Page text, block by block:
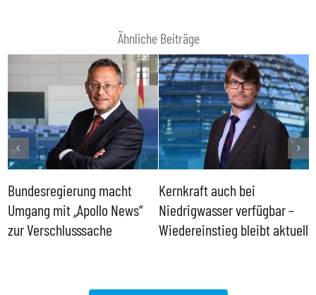
Ähnliche Beiträge
Bundesregierung macht
Umgang mit „Apollo News“
zur Verschlusssache
Kernkraft auch bei
Niedrigwasser verfügbar –
Wiedereinstieg bleibt aktuell